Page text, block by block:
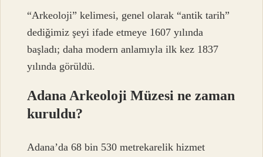
“Arkeoloji” kelimesi, genel olarak “antik tarih”
dediğimiz şeyi ifade etmeye 1607 yılında
başladı; daha modern anlamıyla ilk kez 1837
yılında görüldü.
Adana Arkeoloji Müzesi ne zaman
kuruldu?
Adana’da 68 bin 530 metrekarelik hizmet